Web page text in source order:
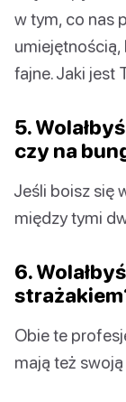
w tym, co nas
umiejętnością,
fajne. Jaki jest
5.
czy na
Jeśli boisz się
między tymi
6.
Obie te
mają też